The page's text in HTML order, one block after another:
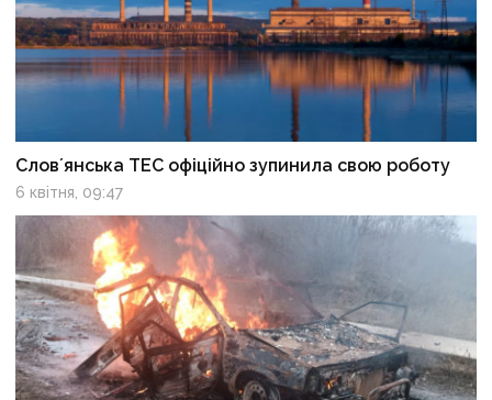
Словʼянська ТЕС офіційно зупинила свою роботу
6 квітня, 09:47